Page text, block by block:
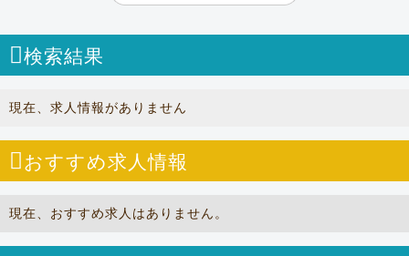
検索結果
現在、求人情報がありません
おすすめ求人情報
現在、おすすめ求人はありません。